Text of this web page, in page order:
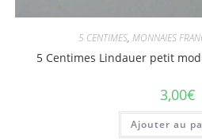
5 CENTIMES, MONNAIES
5 Centimes Lindauer petit
3,00€
Ajouter au